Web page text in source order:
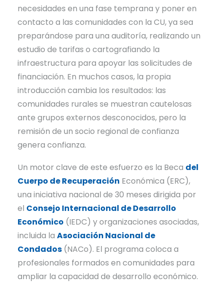
necesidades en una fase temprana y poner en
contacto a las comunidades con la CU, ya sea
preparándose para una auditoría, realizando un
estudio de tarifas o cartografiando la
infraestructura para apoyar las solicitudes de
financiación. En muchos casos, la propia
introducción cambia los resultados: las
comunidades rurales se muestran cautelosas
ante grupos externos desconocidos, pero la
remisión de un socio regional de confianza
genera confianza.
Un motor clave de este esfuerzo es la Beca del
Cuerpo de Recuperación Económica (ERC),
una iniciativa nacional de 30 meses dirigida por
el Consejo Internacional de Desarrollo
Económico (IEDC) y organizaciones asociadas,
incluida la Asociación Nacional de
Condados (NACo). El programa coloca a
profesionales formados en comunidades para
ampliar la capacidad de desarrollo económico.